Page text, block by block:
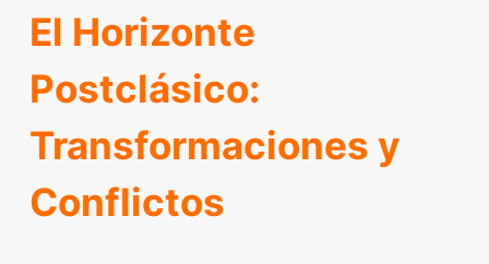
El Horizonte
Postclásico:
Transformaciones y
Conflictos